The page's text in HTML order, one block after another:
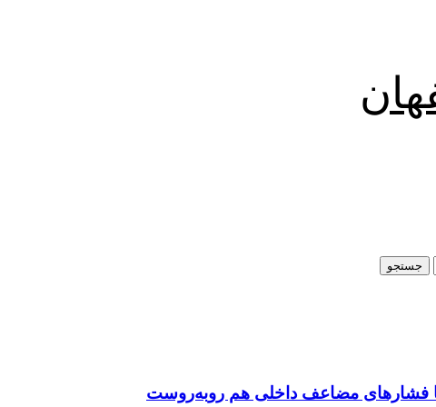
با فشارهای مضاعف داخلی هم روبه‌روست